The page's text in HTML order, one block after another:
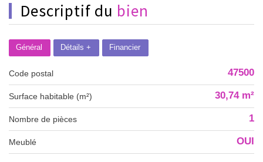
descriptif du bien
Général Détails + Financier
Code postal 47500
Surface habitable (m²) 30,74 m²
Nombre de pièces 1
Meublé OUI